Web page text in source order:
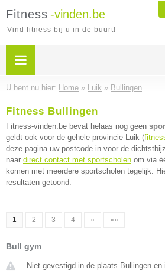
Fitness -vinden.be
Vind fitness bij u in de buurt!
U bent nu hier: Home » Luik » Bullingen
Fitness Bullingen
Fitness-vinden.be bevat helaas nog geen
geldt ook voor de gehele provincie Luik (
deze pagina uw postcode in voor de
naar direct contact met sportscholen om via
komen met meerdere sportscholen tegelijk.
resultaten getoond.
1 2 3 4 » »»
Bull gym
Niet gevestigd in de plaats Bullingen